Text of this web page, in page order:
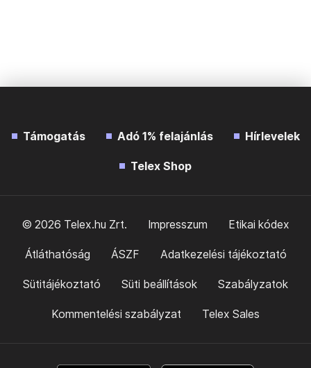
Támogatás Adó 1% felajánlás Hírlevelek
Telex Shop
© 2026 Telex.hu Zrt. Impresszum Etikai kódex
Átláthatóság ÁSZF Adatkezelési tájékoztató
Sütitájékoztató Süti beállítások Szabályzatok
Kommentelési szabályzat Telex Sales